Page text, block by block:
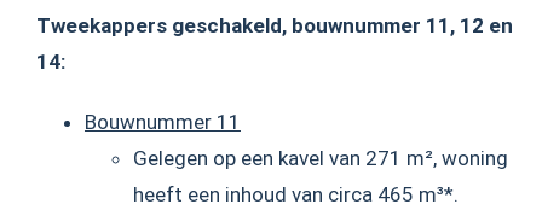
Tweekappers geschakeld, bouwnummer 11, 12 en
14:
Bouwnummer 11
Gelegen op een kavel van 271 m², woning
heeft een inhoud van circa 465 m³*.